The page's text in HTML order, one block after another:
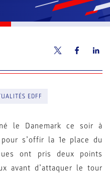
EDFF
le Danemark ce soir à
s’offir la 1e place du
ont pris deux points
avant d’attaquer le tour